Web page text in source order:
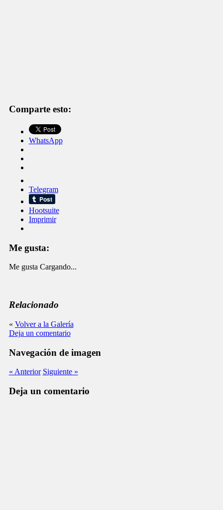
Comparte esto:
WhatsApp
Telegram
Hootsuite
Imprimir
Me gusta:
Me gusta Cargando...
Relacionado
« Volver a la Galería
Deja un comentario
Navegación de imagen
« Anterior Siguiente »
Deja un comentario